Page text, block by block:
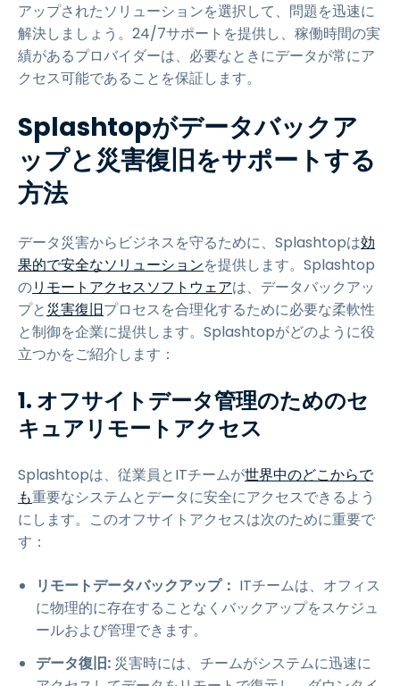
アップされたソリューションを選択して、問題を迅速に
解決しましょう。24/7サポートを提供し、稼働時間の実
績があるプロバイダーは、必要なときにデータが常にア
クセス可能であることを保証します。
Splashtopがデータバックア
ップと災害復旧をサポートする
方法
データ災害からビジネスを守るために、Splashtopは効
果的で安全なソリューションを提供します。Splashtop
のリモートアクセスソフトウェアは、データバックアッ
プと災害復旧プロセスを合理化するために必要な柔軟性
と制御を企業に提供します。Splashtopがどのように役
立つかをご紹介します：
1. オフサイトデータ管理のためのセ
キュアリモートアクセス
Splashtopは、従業員とITチームが世界中のどこからで
も重要なシステムとデータに安全にアクセスできるよう
にします。このオフサイトアクセスは次のために重要で
す：
リモートデータバックアップ： ITチームは、オフィス
に物理的に存在することなくバックアップをスケジュ
ールおよび管理できます。
データ復旧: 災害時には、チームがシステムに迅速に